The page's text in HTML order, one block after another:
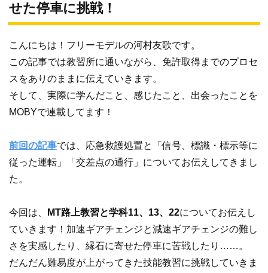
せた停車に挑戦！
こんにちは！フリーモデルの河村友歌です。
この記事では教習所に通いながら、免許取得までのプロセ
スをありのままに伝えていきます。
そして、実際に学んだこと、感じたこと、出会ったことを
MOBYで連載してます！
前回の記事では、応急救護処置と「信号、標識・標示等に
従った運転」「交差点の通行」についてお伝えしてきまし
た。
今回は、 MT路上教習と学科11、13、22についてお伝えし
ていきます！加速ギアチェンジと減速ギアチェンジの難し
さを実感したり、縁石に寄せた停車に苦戦したり……。
だんだん難易度が上がってきた技能教習に挑戦していきま